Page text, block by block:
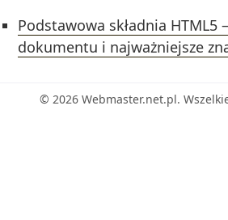
Podstawowa składnia HTML5
dokumentu i najważniejsze
© 2026 Webmaster.net.pl.